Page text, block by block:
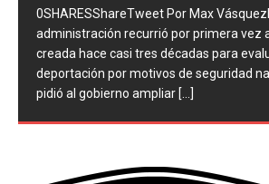
0SHARESShareTweet Por Max
administración recurrió por primera vez
creada hace casi tres décadas para
deportación por motivos de seguridad
pidió al gobierno ampliar [...]